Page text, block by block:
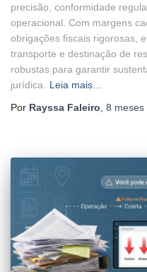
precisão, conformidade
operacional. Com margens
obrigações fiscais rigorosas,
transporte e destinação de
robustas para garantir
jurídica.
Leia mais…
Por Rayssa Faleiro 8 meses